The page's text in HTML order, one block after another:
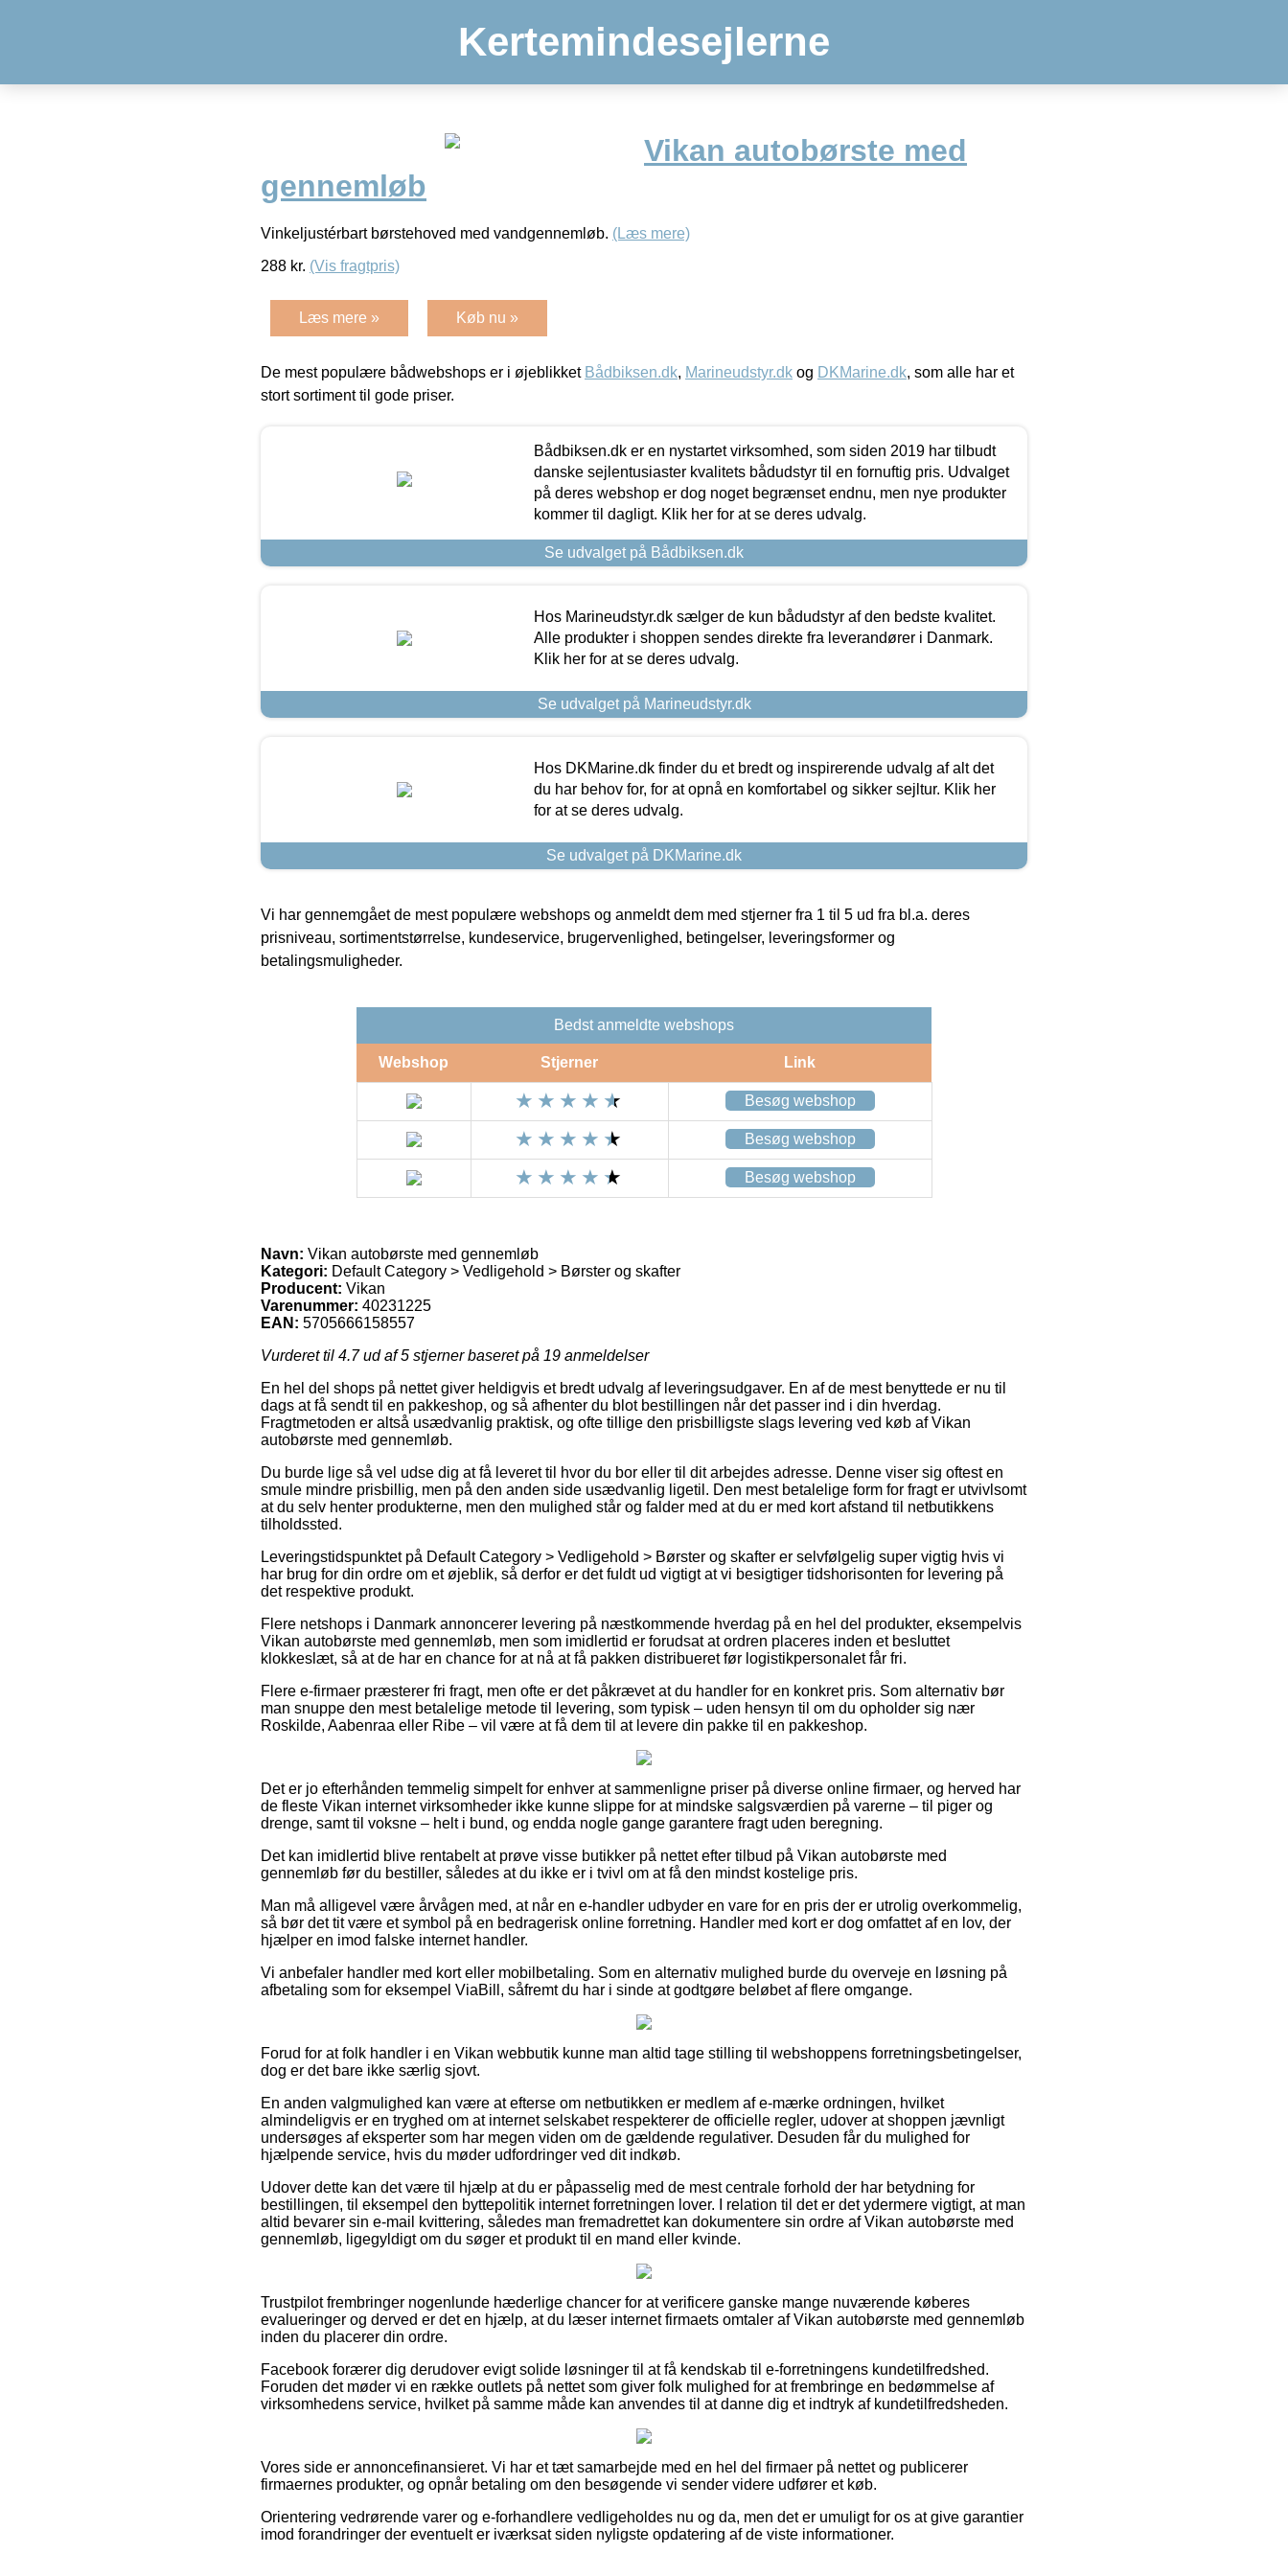
Kertemindesejlerne
Vikan autobørste med
gennemløb
Vinkeljustérbart børstehoved med vandgennemløb. (Læs mere)
288 kr. (Vis fragtpris)
Læs mere » Køb nu »
De mest populære bådwebshops er i øjeblikket Bådbiksen.dk, Marineudstyr.dk og DKMarine.dk, som alle har et
stort sortiment til gode priser.
Bådbiksen.dk er en nystartet virksomhed, som siden 2019 har tilbudt
danske sejlentusiaster kvalitets bådudstyr til en fornuftig pris. Udvalget
på deres webshop er dog noget begrænset endnu, men nye produkter
kommer til dagligt. Klik her for at se deres udvalg.
Se udvalget på Bådbiksen.dk
Hos Marineudstyr.dk sælger de kun bådudstyr af den bedste kvalitet.
Alle produkter i shoppen sendes direkte fra leverandører i Danmark.
Klik her for at se deres udvalg.
Se udvalget på Marineudstyr.dk
Hos DKMarine.dk finder du et bredt og inspirerende udvalg af alt det
du har behov for, for at opnå en komfortabel og sikker sejltur. Klik her
for at se deres udvalg.
Se udvalget på DKMarine.dk
Vi har gennemgået de mest populære webshops og anmeldt dem med stjerner fra 1 til 5 ud fra bl.a. deres
prisniveau, sortimentstørrelse, kundeservice, brugervenlighed, betingelser, leveringsformer og
betalingsmuligheder.
Bedst anmeldte webshops
Webshop Stjerner Link
Besøg webshop
Besøg webshop
Besøg webshop
Navn: Vikan autobørste med gennemløb
Kategori: Default Category > Vedligehold > Børster og skafter
Producent: Vikan
Varenummer: 40231225
EAN: 5705666158557
Vurderet til 4.7ud af 5 stjerner baseret på 19 anmeldelser
En hel del shops på nettet giver heldigvis et bredt udvalg af leveringsudgaver. En af de mest benyttede er nu til
dags at få sendt til en pakkeshop, og så afhenter du blot bestillingen når det passer ind i din hverdag.
Fragtmetoden er altså usædvanlig praktisk, og ofte tillige den prisbilligste slags levering ved køb af Vikan
autobørste med gennemløb.
Du burde lige så vel udse dig at få leveret til hvor du bor eller til dit arbejdes adresse. Denne viser sig oftest en
smule mindre prisbillig, men på den anden side usædvanlig ligetil. Den mest betalelige form for fragt er utvivlsomt
at du selv henter produkterne, men den mulighed står og falder med at du er med kort afstand til netbutikkens
tilholdssted.
Leveringstidspunktet på Default Category > Vedligehold > Børster og skafter er selvfølgelig super vigtig hvis vi
har brug for din ordre om et øjeblik, så derfor er det fuldt ud vigtigt at vi besigtiger tidshorisonten for levering på
det respektive produkt.
Flere netshops i Danmark annoncerer levering på næstkommende hverdag på en hel del produkter, eksempelvis
Vikan autobørste med gennemløb, men som imidlertid er forudsat at ordren placeres inden et besluttet
klokkeslæt, så at de har en chance for at nå at få pakken distribueret før logistikpersonalet får fri.
Flere e-firmaer præsterer fri fragt, men ofte er det påkrævet at du handler for en konkret pris. Som alternativ bør
man snuppe den mest betalelige metode til levering, som typisk – uden hensyn til om du opholder sig nær
Roskilde, Aabenraa eller Ribe – vil være at få dem til at levere din pakke til en pakkeshop.
Det er jo efterhånden temmelig simpelt for enhver at sammenligne priser på diverse online firmaer, og herved har
de fleste Vikan internet virksomheder ikke kunne slippe for at mindske salgsværdien på varerne – til piger og
drenge, samt til voksne – helt i bund, og endda nogle gange garantere fragt uden beregning.
Det kan imidlertid blive rentabelt at prøve visse butikker på nettet efter tilbud på Vikan autobørste med
gennemløb før du bestiller, således at du ikke er i tvivl om at få den mindst kostelige pris.
Man må alligevel være årvågen med, at når en e-handler udbyder en vare for en pris der er utrolig overkommelig,
så bør det tit være et symbol på en bedragerisk online forretning. Handler med kort er dog omfattet af en lov, der
hjælper en imod falske internet handler.
Vi anbefaler handler med kort eller mobilbetaling. Som en alternativ mulighed burde du overveje en løsning på
afbetaling som for eksempel ViaBill, såfremt du har i sinde at godtgøre beløbet af flere omgange.
Forud for at folk handler i en Vikan webbutik kunne man altid tage stilling til webshoppens forretningsbetingelser,
dog er det bare ikke særlig sjovt.
En anden valgmulighed kan være at efterse om netbutikken er medlem af e-mærke ordningen, hvilket
almindeligvis er en tryghed om at internet selskabet respekterer de officielle regler, udover at shoppen jævnligt
undersøges af eksperter som har megen viden om de gældende regulativer. Desuden får du mulighed for
hjælpende service, hvis du møder udfordringer ved dit indkøb.
Udover dette kan det være til hjælp at du er påpasselig med de mest centrale forhold der har betydning for
bestillingen, til eksempel den byttepolitik internet forretningen lover. I relation til det er det ydermere vigtigt, at man
altid bevarer sin e-mail kvittering, således man fremadrettet kan dokumentere sin ordre af Vikan autobørste med
gennemløb, ligegyldigt om du søger et produkt til en mand eller kvinde.
Trustpilot frembringer nogenlunde hæderlige chancer for at verificere ganske mange nuværende køberes
evalueringer og derved er det en hjælp, at du læser internet firmaets omtaler af Vikan autobørste med gennemløb
inden du placerer din ordre.
Facebook forærer dig derudover evigt solide løsninger til at få kendskab til e-forretningens kundetilfredshed.
Foruden det møder vi en række outlets på nettet som giver folk mulighed for at frembringe en bedømmelse af
virksomhedens service, hvilket på samme måde kan anvendes til at danne dig et indtryk af kundetilfredsheden.
Vores side er annoncefinansieret. Vi har et tæt samarbejde med en hel del firmaer på nettet og publicerer
firmaernes produkter, og opnår betaling om den besøgende vi sender videre udfører et køb.
Orientering vedrørende varer og e-forhandlere vedligeholdes nu og da, men det er umuligt for os at give garantier
imod forandringer der eventuelt er iværksat siden nyligste opdatering af de viste informationer.